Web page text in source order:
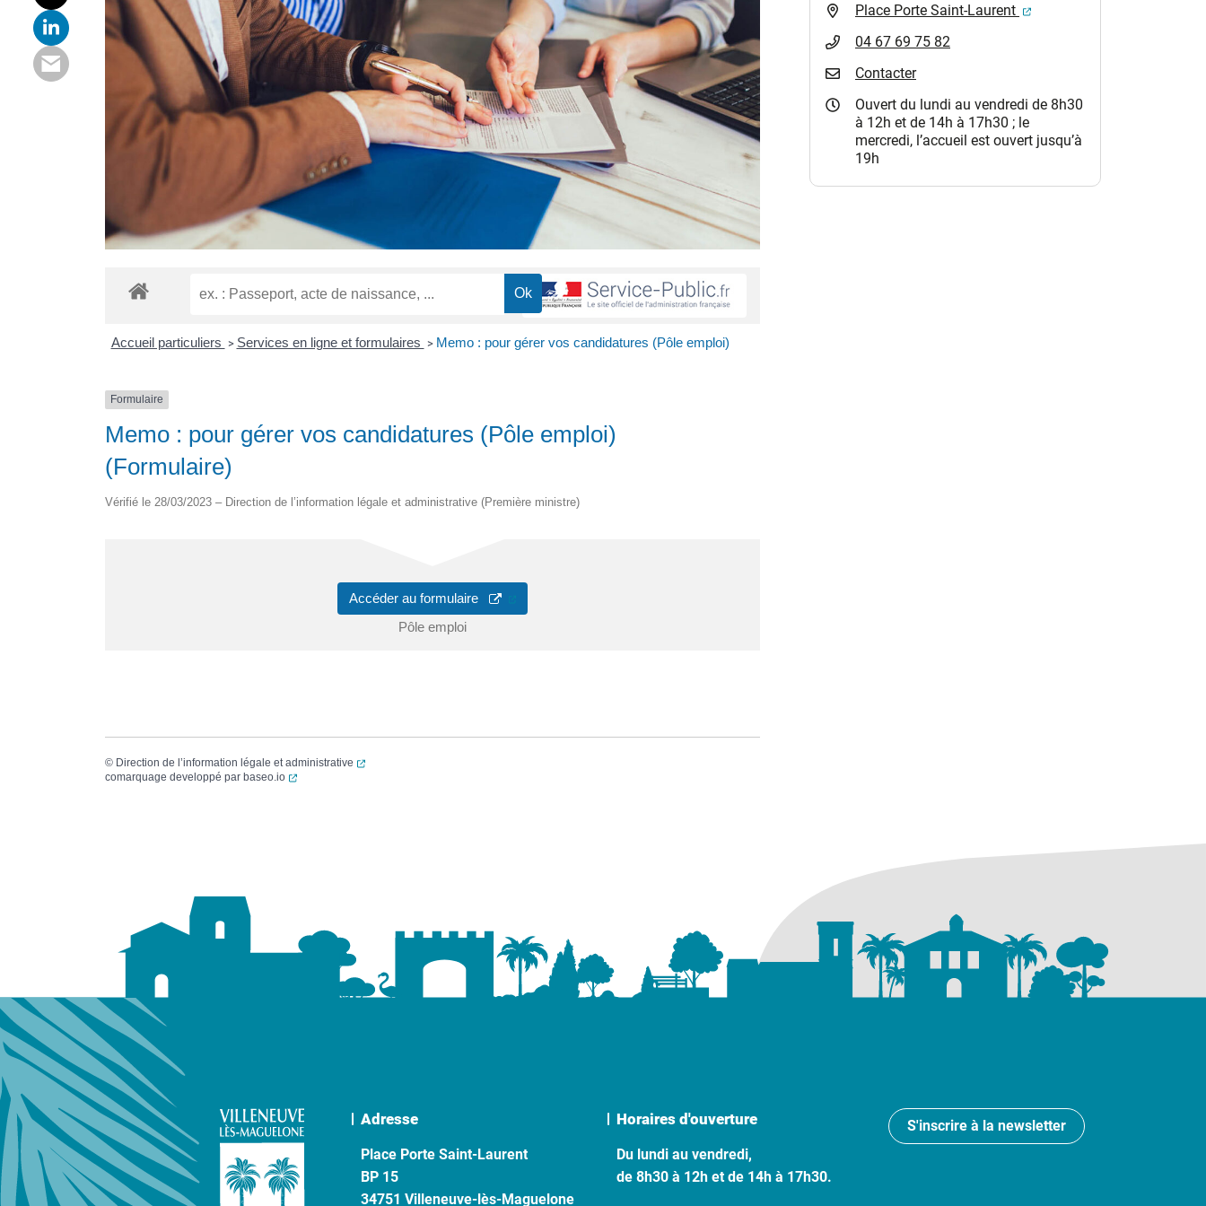
Accueil particuliers > Services en ligne et formulaires > Memo : pour gérer vos candidatures (Pôle emploi)
Formulaire
Memo : pour gérer vos candidatures (Pôle emploi)
(Formulaire)
Vérifié le 28/03/2023 – Direction de l’information légale et administrative (Première ministre)
Accéder au formulaire
(ouverture dans un nouvel onglet)
Pôle emploi
© Direction de l’information légale et administrative
(ouverture dans un nouvel onglet)
comarquage developpé par baseo.io (ouverture dans un nouvel onglet)
Place Porte Saint-Laurent
(ouverture dans un nouvel
04 67 69 75 82
Contacter
Ouvert du lundi au vendredi de 8h30
à 12h et de 14h à 17h30 ; le
mercredi, l’accueil est ouvert jusqu’à
19h
Adresse
Place Porte Saint-Laurent
BP 15
34751 Villeneuve-lès-Maguelone
Horaires d'ouverture
Du lundi au vendredi,
de 8h30 à 12h et de 14h à 17h30.
S'inscrire à la newsletter